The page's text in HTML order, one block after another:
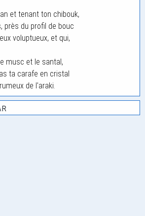
et tenant ton chibouk,
près du profil de bouc
voluptueux, et qui,
musc et le santal,
ta carafe en cristal
de l'araki.